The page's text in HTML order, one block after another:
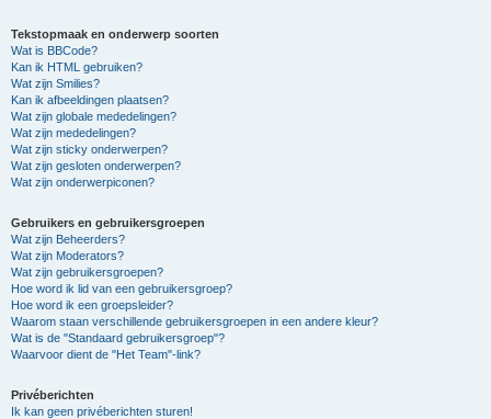
Tekstopmaak en onderwerp soorten
Wat is BBCode?
Kan ik HTML gebruiken?
Wat zijn Smilies?
Kan ik afbeeldingen plaatsen?
Wat zijn globale mededelingen?
Wat zijn mededelingen?
Wat zijn sticky onderwerpen?
Wat zijn gesloten onderwerpen?
Wat zijn onderwerpiconen?
Gebruikers en gebruikersgroepen
Wat zijn Beheerders?
Wat zijn Moderators?
Wat zijn gebruikersgroepen?
Hoe word ik lid van een gebruikersgroep?
Hoe word ik een groepsleider?
Waarom staan verschillende gebruikersgroepen in een andere kleur?
Wat is de "Standaard gebruikersgroep"?
Waarvoor dient de "Het Team"-link?
Privéberichten
Ik kan geen privéberichten sturen!